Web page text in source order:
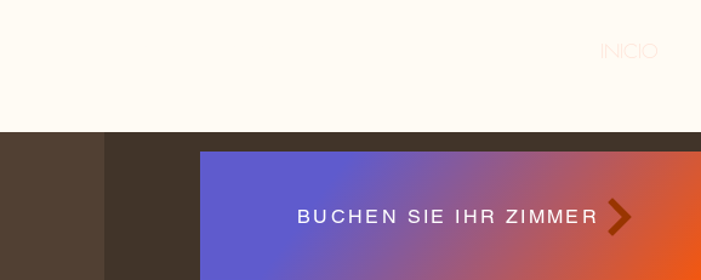
INICIO
BUCHEN SIE IHR ZIMMER